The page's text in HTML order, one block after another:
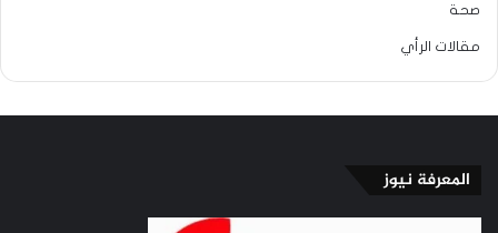
صحة
مقالات الرأي
المعرفة نيوز